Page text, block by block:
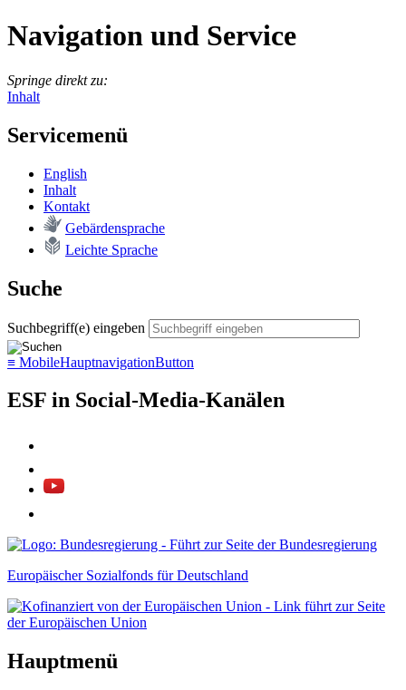
Navigation und Service
Springe direkt zu:
Inhalt
Servicemenü
English
In­halt
Kon­takt
Ge­bär­den­spra­che
Leich­te Spra­che
Suche
Suchbegriff(e) eingeben
≡ MobileHauptnavigationButton
ESF in Social-Media-Kanälen
Europäischer Sozialfonds für Deutschland
Hauptmenü